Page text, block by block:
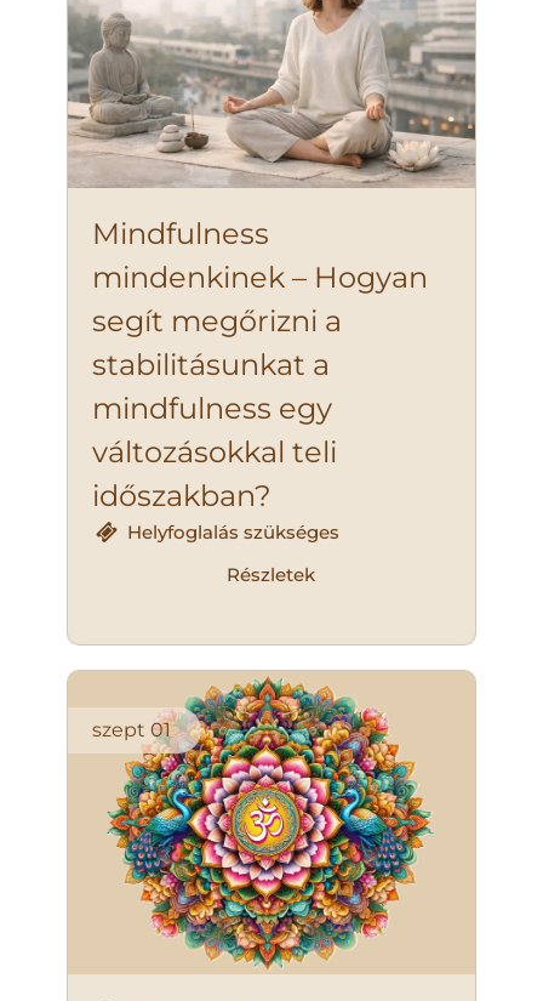
Mindfulness
mindenkinek – Hogyan
segít megőrizni a
stabilitásunkat a
mindfulness egy
változásokkal teli
időszakban?
Helyfoglalás szükséges
Részletek
szept 01